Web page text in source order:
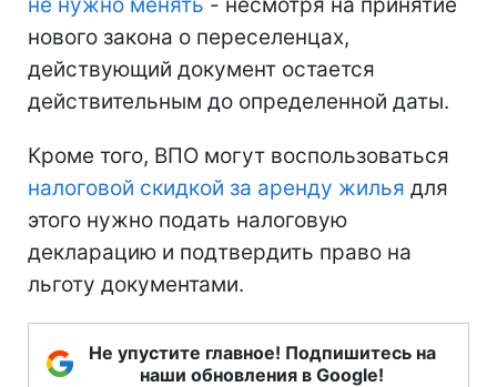
нового закона о переселенцах,
действующий документ остается
действительным до определенной даты.
Кроме того, ВПО могут воспользоваться
налоговой скидкой за аренду жилья для
этого нужно подать налоговую
декларацию и подтвердить право на
льготу документами.
Не упустите главное! Подпишитесь на
наши обновления в Google!